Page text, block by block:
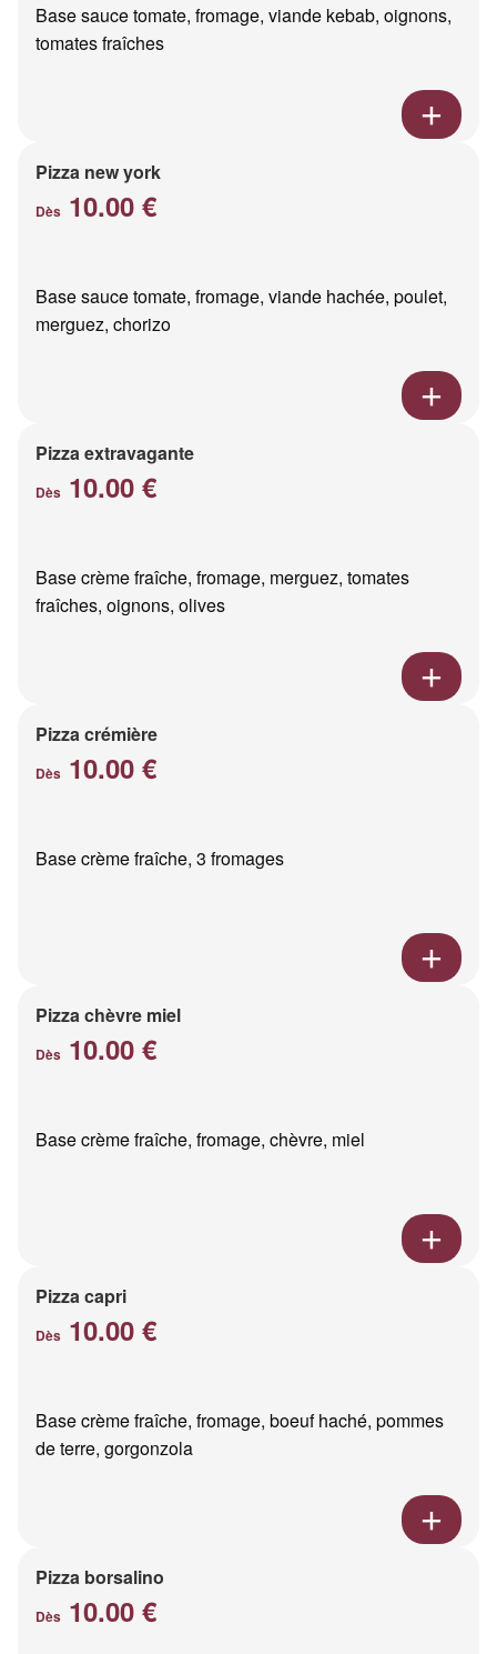
Base sauce tomate, fromage, viande kebab, oignons,
tomates fraîches
Pizza new york
Dès 10.00 €
Base sauce tomate, fromage, viande hachée, poulet,
merguez, chorizo
Pizza extravagante
Dès 10.00 €
Base crème fraîche, fromage, merguez, tomates
fraîches, oignons, olives
Pizza crémière
Dès 10.00 €
Base crème fraîche, 3 fromages
Pizza chèvre miel
Dès 10.00 €
Base crème fraîche, fromage, chèvre, miel
Pizza capri
Dès 10.00 €
Base crème fraîche, fromage, boeuf haché, pommes
de terre, gorgonzola
Pizza borsalino
Dès 10.00 €